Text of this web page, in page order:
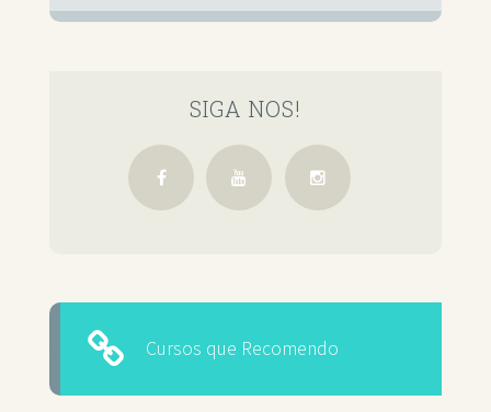
SIGA NOS!
Cursos que Recomendo